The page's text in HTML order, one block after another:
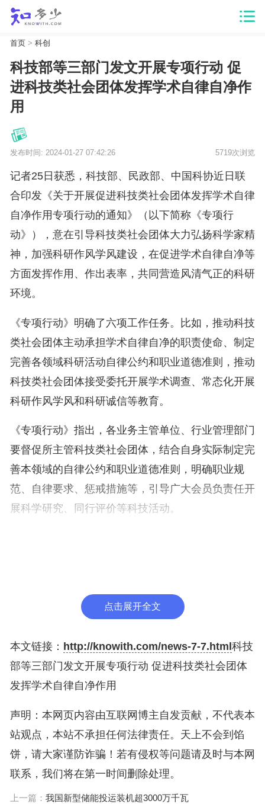
首页> 科创
科技部等三部门发文开展专项行动 促
进科技类社会团体发挥学术自律自净作
用
发布时间: 2024-01-27 07:42:26 5719次浏览
记者25日获悉，科技部、民政部、中国科协近日联
合印发《关于开展促进科技类社会团体发挥学术自律
自净作用专项行动的通知》（以下简称《专项行
动》），意在引导科技类社会团体大力弘扬科学家精
神，加强科研作风学风建设，在促进学术自律自净等
方面发挥作用、作出表率，共同营造风清气正的科研
环境。
《专项行动》明确了六项工作任务。比如，推动科技
类社会团体主动承担学术自律自净的职责使命、制定
完善各领域科研活动自律公约和职业道德准则，推动
科技类社会团体接受委托开展学术调查、常态化开展
科研作风学风和科研诚信等教育。
《专项行动》指出，各业务主管单位、行业管理部门
要督促所主管科技类社会团体，结合自身实际制定完
善本领域的自律公约和职业道德准则，明确职业规
范、自律要求、惩戒措施等，引导广大会员负责任开
展科学研究、同行评价等科技活动。
持科技类社会团体参与科研活动行为规范、科研失信
行为认定标准制定等工作。
“推动科技类社会团体制定实施学科学术评价规范”也
被写入文件中，强调要从分类评价、同行评议、代表
作评价等方面探索制定本学科学术评价规范。各业务
人才举荐、院士推选、青年支持工程等科技评价活动
中贯彻实施。
具体到如何落实，《专项行动》要求，要强化各级业
务主管单位、行业管理部门、登记管理机关的协同监
点击展开全文
本文链接： http://knowith.com/news-7-7.html 科技
部等三部门发文开展专项行动 促进科技类社会团体
发挥学术自律自净作用
声明：本网页内容由互联网博主自发贡献，不代表本
站观点，本站不承担任何法律责任。天上不会到馅
饼，请大家谨防诈骗！若有侵权等问题请及时与本网
联系，我们将在第一时间删除处理。
上一篇： 我国新型储能投运装机超3000万千瓦